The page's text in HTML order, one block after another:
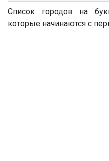
Список городов на
которые начинаются с